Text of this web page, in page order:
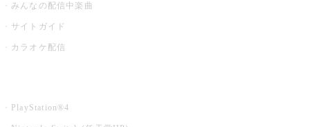
みんなの配信中楽曲
サイトガイド
カラオケ配信
PlayStation®4